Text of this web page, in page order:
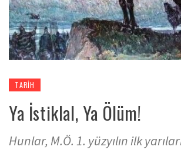
TARIH
Ya İstiklal, Ya Ölüm!
Hunlar, M.Ö. 1. yüzyılın ilk